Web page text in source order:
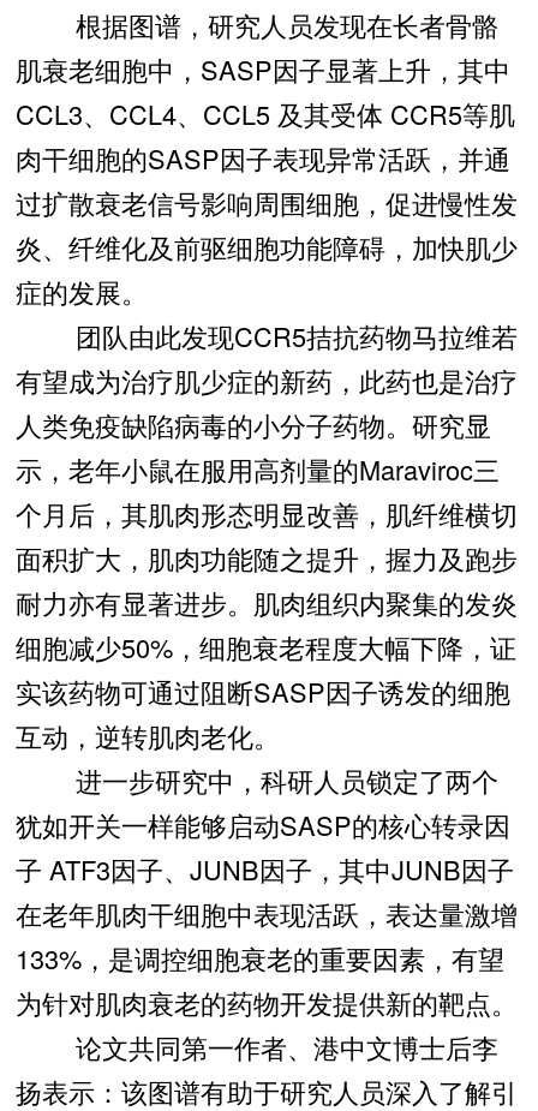
根据图谱，研究人员发现在长者骨骼
肌衰老细胞中，SASP因子显著上升，其中
CCL3、CCL4、CCL5 及其受体 CCR5等肌
肉干细胞的SASP因子表现异常活跃，并通
过扩散衰老信号影响周围细胞，促进慢性发
炎、纤维化及前驱细胞功能障碍，加快肌少
症的发展。
团队由此发现CCR5拮抗药物马拉维若
有望成为治疗肌少症的新药，此药也是治疗
人类免疫缺陷病毒的小分子药物。研究显
示，老年小鼠在服用高剂量的Maraviroc三
个月后，其肌肉形态明显改善，肌纤维横切
面积扩大，肌肉功能随之提升，握力及跑步
耐力亦有显著进步。肌肉组织内聚集的发炎
细胞减少50%，细胞衰老程度大幅下降，证
实该药物可通过阻断SASP因子诱发的细胞
互动，逆转肌肉老化。
进一步研究中，科研人员锁定了两个
犹如开关一样能够启动SASP的核心转录因
子 ATF3因子、JUNB因子，其中JUNB因子
在老年肌肉干细胞中表现活跃，表达量激增
133%，是调控细胞衰老的重要因素，有望
为针对肌肉衰老的药物开发提供新的靶点。
论文共同第一作者、港中文博士后李
扬表示：该图谱有助于研究人员深入了解引